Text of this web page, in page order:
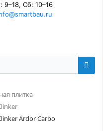
9–18, Сб: 10–16
плитка
Ardor Carbo